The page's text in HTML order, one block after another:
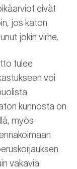
eivät
jos katon
jokin virhe.
tulee
voi
kunnosta on
myös
vakavia